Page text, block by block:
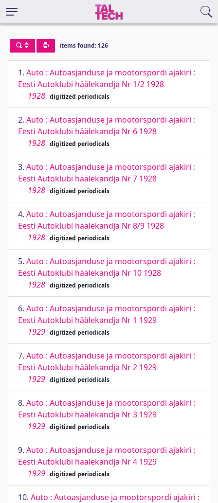
items found: 126
1. Auto : Autoasjanduse ja mootorspordi ajakiri :
Eesti Autoklubi häälekandja Nr 1/2 1928
1928 digitized periodicals
2. Auto : Autoasjanduse ja mootorspordi ajakiri :
Eesti Autoklubi häälekandja Nr 6 1928
1928 digitized periodicals
3. Auto : Autoasjanduse ja mootorspordi ajakiri :
Eesti Autoklubi häälekandja Nr 7 1928
1928 digitized periodicals
4. Auto : Autoasjanduse ja mootorspordi ajakiri :
Eesti Autoklubi häälekandja Nr 8/9 1928
1928 digitized periodicals
5. Auto : Autoasjanduse ja mootorspordi ajakiri :
Eesti Autoklubi häälekandja Nr 10 1928
1928 digitized periodicals
6. Auto : Autoasjanduse ja mootorspordi ajakiri :
Eesti Autoklubi häälekandja Nr 1 1929
1929 digitized periodicals
7. Auto : Autoasjanduse ja mootorspordi ajakiri :
Eesti Autoklubi häälekandja Nr 2 1929
1929 digitized periodicals
8. Auto : Autoasjanduse ja mootorspordi ajakiri :
Eesti Autoklubi häälekandja Nr 3 1929
1929 digitized periodicals
9. Auto : Autoasjanduse ja mootorspordi ajakiri :
Eesti Autoklubi häälekandja Nr 4 1929
1929 digitized periodicals
10. Auto : Autoasjanduse ja mootorspordi ajakiri :